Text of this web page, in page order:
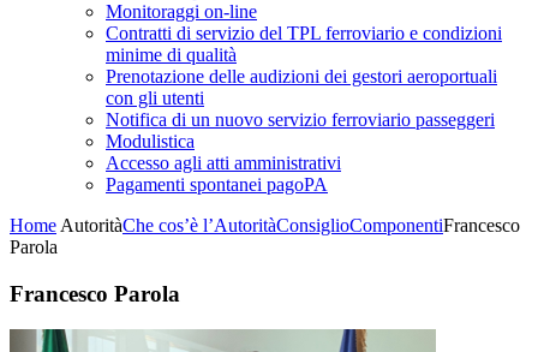
Monitoraggi on-line
Contratti di servizio del TPL ferroviario e condizioni
minime di qualità
Prenotazione delle audizioni dei gestori aeroportuali
con gli utenti
Notifica di un nuovo servizio ferroviario passeggeri
Modulistica
Accesso agli atti amministrativi
Pagamenti spontanei pagoPA
Home AutoritàChe cos’è l’AutoritàConsiglioComponentiFrancesco
Parola
Francesco Parola